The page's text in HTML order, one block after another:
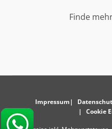
Finde
Impressum
Cookie